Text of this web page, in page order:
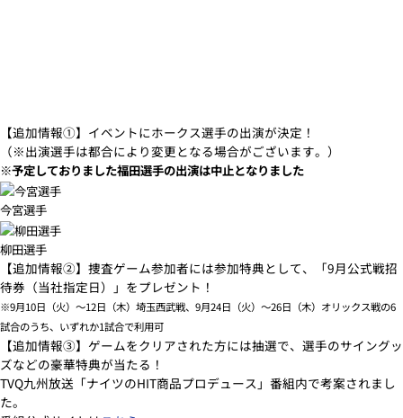
【追加情報①】イベントにホークス選手の出演が決定！
（※出演選手は都合により変更となる場合がございます。）
※予定しておりました福田選手の出演は中止となりました
今宮選手
柳田選手
【追加情報②】捜査ゲーム参加者には参加特典として、「9月公式戦招
待券（当社指定日）」をプレゼント！
※9月10日（火）～12日（木）埼玉西武戦、9月24日（火）～26日（木）オリックス戦の6
試合のうち、いずれか1試合で利用可
【追加情報③】ゲームをクリアされた方には抽選で、選手のサイングッ
ズなどの豪華特典が当たる！
TVQ九州放送「ナイツのHIT商品プロデュース」番組内で考案されまし
た。